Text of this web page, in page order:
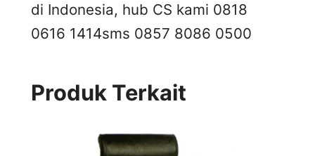
di Indonesia, hub CS kami 0818
0616 1414sms 0857 8086 0500
Produk Terkait